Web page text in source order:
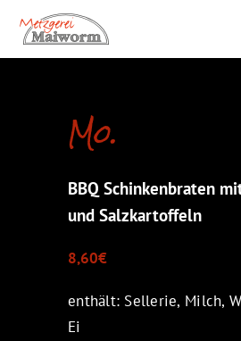
Inhalt
springen
Lieferung & Catering
Metzgerei
Mo.
BBQ Schinkenbraten
und Salzkartoffeln
8,60€
enthält: Sellerie, Milch,
Ei